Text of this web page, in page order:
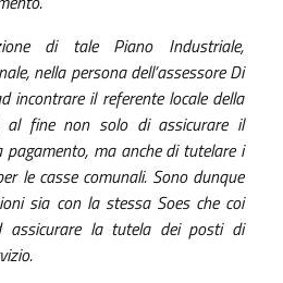
di tale Piano Industriale,
nella persona dell’assessore Di
incontrare il referente locale della
al fine non solo di assicurare il
pagamento, ma anche di tutelare i
le casse comunali. Sono dunque
sia con la stessa Soes che coi
assicurare la tutela dei posti di